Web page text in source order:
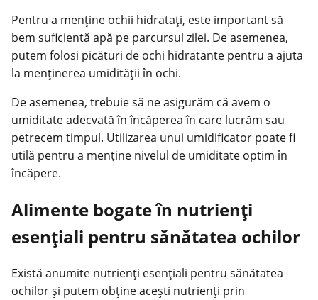
Pentru a menține ochii hidratați, este important să
bem suficientă apă pe parcursul zilei. De asemenea,
putem folosi picături de ochi hidratante pentru a ajuta
la menținerea umidității în ochi.
De asemenea, trebuie să ne asigurăm că avem o
umiditate adecvată în încăperea în care lucrăm sau
petrecem timpul. Utilizarea unui umidificator poate fi
utilă pentru a menține nivelul de umiditate optim în
încăpere.
Alimente bogate în nutrienți
esențiali pentru sănătatea ochilor
Există anumite nutrienți esențiali pentru sănătatea
ochilor și putem obține acești nutrienți prin